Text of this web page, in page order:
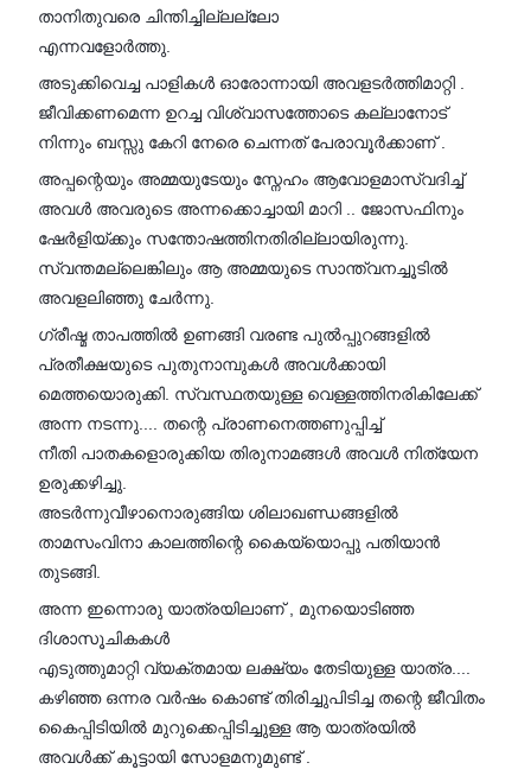
താനിതുവരെ ചിന്തിച്ചില്ലല്ലോ
എന്നവളോർത്തു.
അടുക്കിവെച്ച പാളികൾ ഓരോന്നായി അവളടർത്തിമാറ്റി .
ജീവിക്കണമെന്ന ഉറച്ച വിശ്വാസത്തോടെ കല്ലാനോട്
നിന്നും ബസ്സു കേറി നേരെ ചെന്നത് പേരാവൂർക്കാണ് .
അപ്പന്റെയും അമ്മയുടേയും സ്നേഹം ആവോളമാസ്വദിച്ച്
അവൾ അവരുടെ അന്നക്കൊച്ചായി മാറി .. ജോസഫിനും
ഷേർളിയ്ക്കും സന്തോഷത്തിനതിരില്ലായിരുന്നു.
സ്വന്തമല്ലെങ്കിലും ആ അമ്മയുടെ സാന്ത്വനച്ചൂടിൽ
അവളലിഞ്ഞു ചേർന്നു.
ഗ്രീഷ്മ താപത്തിൽ ഉണങ്ങി വരണ്ട പുൽപ്പുറങ്ങളിൽ
പ്രതീക്ഷയുടെ പുതുനാമ്പുകൾ അവൾക്കായി
മെത്തയൊരുക്കി. സ്വസ്ഥതയുള്ള വെള്ളത്തിനരികിലേക്ക്
അന്ന നടന്നു.... തന്റെ പ്രാണനെത്തണുപ്പിച്ച്
നീതി പാതകളൊരുക്കിയ തിരുനാമങ്ങൾ അവൾ നിത്യേന
ഉരുക്കഴിച്ചു.
അടർന്നുവീഴാനൊരുങ്ങിയ ശിലാഖണ്ഡങ്ങളിൽ
താമസംവിനാ കാലത്തിന്റെ കൈയ്യൊപ്പു പതിയാൻ
തുടങ്ങി.
അന്ന ഇന്നൊരു യാത്രയിലാണ് , മുനയൊടിഞ്ഞ
ദിശാസൂചികകൾ
എടുത്തുമാറ്റി വ്യക്തമായ ലക്ഷ്യം തേടിയുള്ള യാത്ര....
കഴിഞ്ഞ ഒന്നര വർഷം കൊണ്ട് തിരിച്ചുപിടിച്ച തന്റെ ജീവിതം
കൈപ്പിടിയിൽ മുറുക്കെപ്പിടിച്ചുള്ള ആ യാത്രയിൽ
അവൾക്ക് കൂട്ടായി സോളമനുമുണ്ട് .